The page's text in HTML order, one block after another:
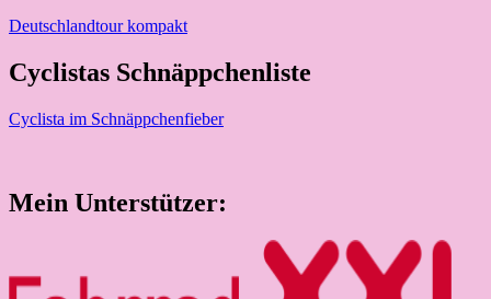
Deutschlandtour kompakt
Cyclistas Schnäppchenliste
Cyclista im Schnäppchenfieber
Mein Unterstützer: